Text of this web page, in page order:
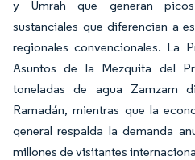
y Umrah que generan
sustanciales que diferencian a
regionales convencionales. La
Asuntos de la Mezquita del
toneladas de agua Zamzam
Ramadán, mientras que la
general respalda la demanda
millones de visitantes